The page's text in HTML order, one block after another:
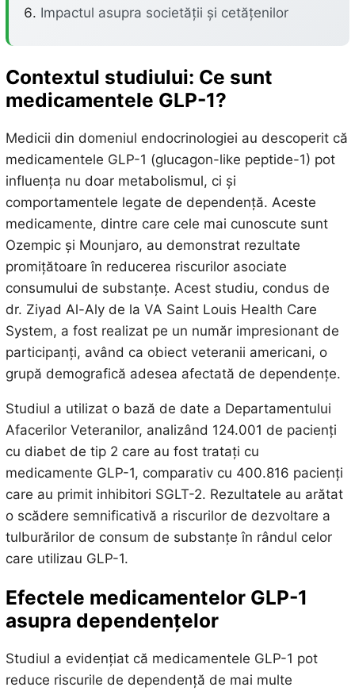
Impactul asupra societății și cetățenilor
Contextul studiului: Ce sunt
medicamentele GLP-1?
Medicii din domeniul endocrinologiei au descoperit că
medicamentele GLP-1 (glucagon-like peptide-1) pot
influența nu doar metabolismul, ci și
comportamentele legate de dependență. Aceste
medicamente, dintre care cele mai cunoscute sunt
Ozempic și Mounjaro, au demonstrat rezultate
promițătoare în reducerea riscurilor asociate
consumului de substanțe. Acest studiu, condus de
dr. Ziyad Al-Aly de la VA Saint Louis Health Care
System, a fost realizat pe un număr impresionant de
participanți, având ca obiect veteranii americani, o
grupă demografică adesea afectată de dependențe.
Studiul a utilizat o bază de date a Departamentului
Afacerilor Veteranilor, analizând 124.001 de pacienți
cu diabet de tip 2 care au fost tratați cu
medicamente GLP-1, comparativ cu 400.816 pacienți
care au primit inhibitori SGLT-2. Rezultatele au arătat
o scădere semnificativă a riscurilor de dezvoltare a
tulburărilor de consum de substanțe în rândul celor
care utilizau GLP-1.
Efectele medicamentelor GLP-1
asupra dependențelor
Studiul a evidențiat că medicamentele GLP-1 pot
reduce riscurile de dependență de mai multe